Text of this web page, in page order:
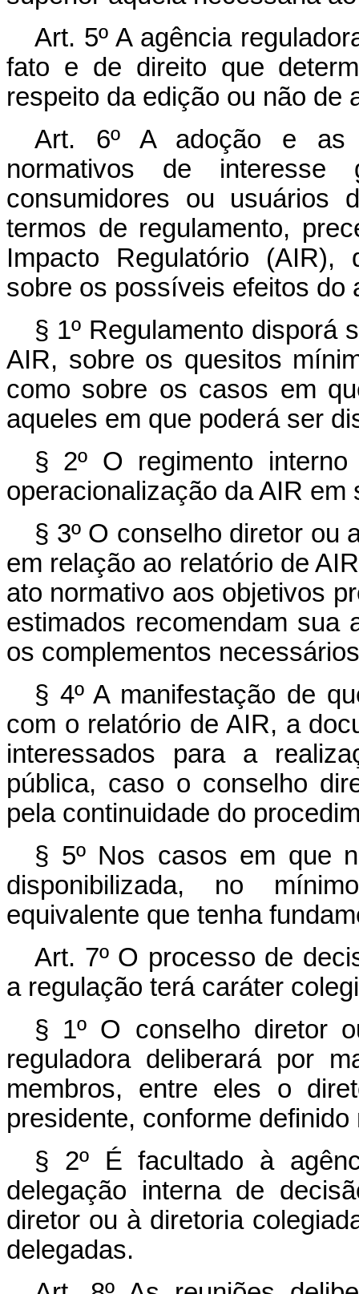
Art. 5º A agência
fato e de direito que
respeito da edição ou não de
Art. 6º A adoção e as
normativos de interesse
consumidores ou usuários
termos de regulamento,
Impacto Regulatório
sobre os possíveis efeitos do
§ 1º Regulamento disporá
AIR, sobre os quesitos
como sobre os casos em
aqueles em que poderá ser
§ 2º O regimento
operacionalização da AIR em
§ 3º O conselho diretor ou
em relação ao relatório de
ato normativo aos objetivos
estimados recomendam sua
os complementos
§ 4º A manifestação de
com o relatório de AIR, a
interessados para a
pública, caso o conselho
pela continuidade do
§ 5º Nos casos em que
disponibilizada, no
equivalente que tenha
Art. 7º O processo de
a regulação terá caráter
§ 1º O conselho diretor
reguladora deliberará por
membros, entre eles o
presidente, conforme
§ 2º É facultado à
delegação interna de
diretor ou à diretoria
delegadas.